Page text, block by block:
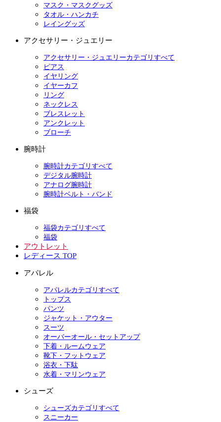
マスク・マスクグッズ
タオル・ハンカチ
レイングッズ
アクセサリー・ジュエリー
アクセサリー・ジュエリーカテゴリすべて
ピアス
イヤリング
イヤーカフ
リング
ネックレス
ブレスレット
アンクレット
ブローチ
腕時計
腕時計カテゴリすべて
デジタル腕時計
アナログ腕時計
腕時計ベルト・バンド
福袋
福袋カテゴリすべて
福袋
アウトレット
レディース TOP
アパレル
アパレルカテゴリすべて
トップス
パンツ
ジャケット・アウター
スーツ
オーバーオール・セットアップ
下着・ルームウェア
靴下・フットウェア
浴衣・下駄
水着・マリンウェア
シューズ
シューズカテゴリすべて
スニーカー